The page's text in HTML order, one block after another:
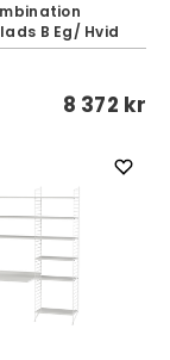
B Eg/ Hvid
8 372 kr